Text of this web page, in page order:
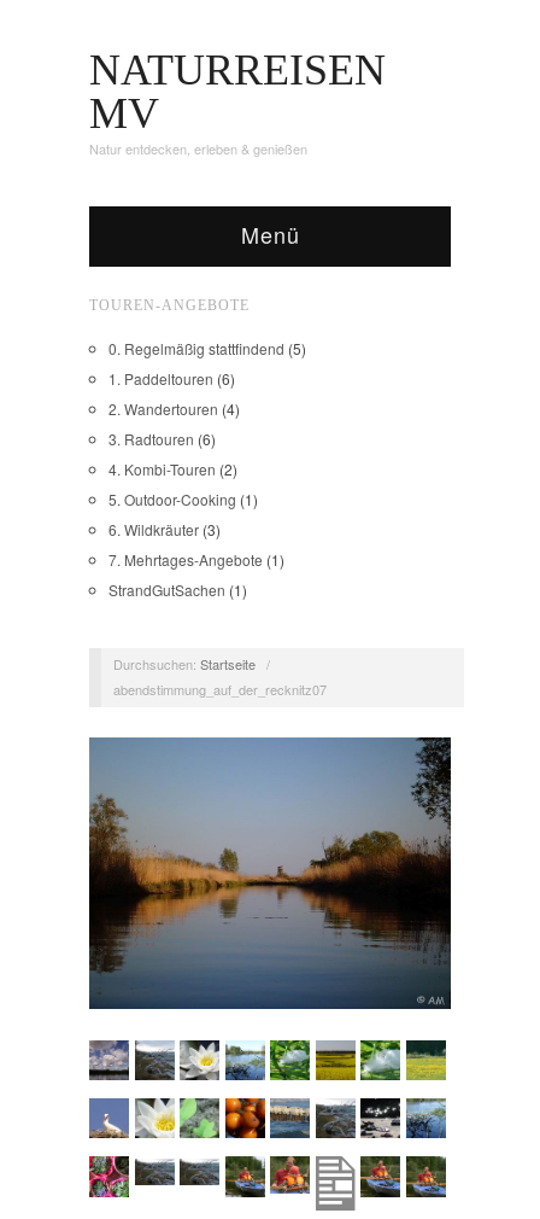
NATURREISEN
MV
Natur entdecken, erleben & genießen
Menü
TOUREN-ANGEBOTE
0. Regelmäßig stattfindend (5)
1. Paddeltouren (6)
2. Wandertouren (4)
3. Radtouren (6)
4. Kombi-Touren (2)
5. Outdoor-Cooking (1)
6. Wildkräuter (3)
7. Mehrtages-Angebote (1)
StrandGutSachen (1)
Durchsuchen: Startseite /
abendstimmung_auf_der_recknitz07